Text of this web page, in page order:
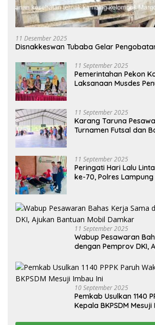
11 Desember 2025
Disnakkeswan Tubaba Gelar
11 September 2025
Pemerintahan Pekon
Laksanaan Musdes
11 September 2025
Karang Taruna
Turnamen Futsal dan
11 September 2025
Peringati Hari Lalu
ke-70, Polres
11 September 2025
Wabup Pesawaran
dengan Pemprov DKI,
10 September 2025
Pemkab Usulkan 1140
Kepala BKPSDM Mesuji